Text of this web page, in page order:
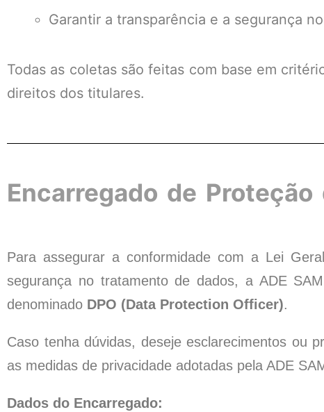
Garantir a transparência e a segurança
Todas as coletas são feitas com base em
direitos dos titulares.
Encarregado de
Para assegurar a conformidade com a Lei
segurança no tratamento de dados, a ADE
denominado DPO (Data Protection Officer).
Caso tenha dúvidas, deseje esclarecimentos ou
as medidas de privacidade adotadas pela ADE
Dados do Encarregado: